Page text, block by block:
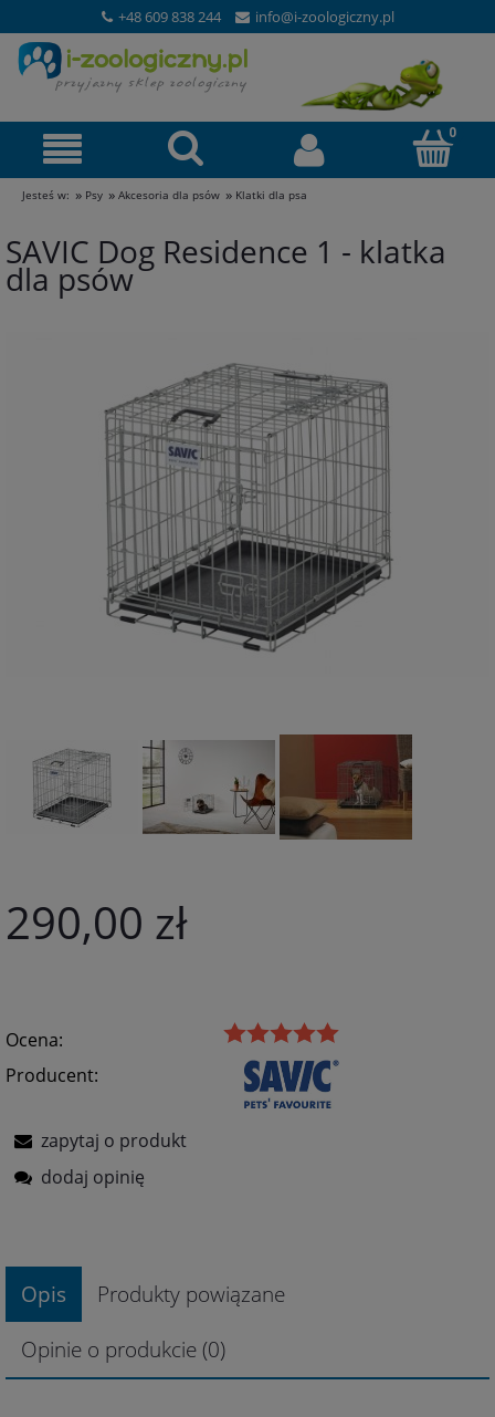
+48 609 838 244 info@i-zoologiczny.pl
Jesteś w: » Psy » Akcesoria dla psów » Klatki dla psa
SAVIC Dog Residence 1 - klatka
dla psów
290,00 zł
Ocena:
Producent:
zapytaj o produkt
dodaj opinię
Opis
Produkty powiązane
Opinie o produkcie (0)